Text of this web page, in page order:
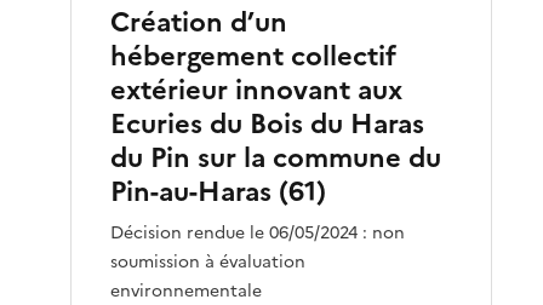
Création d’un
hébergement collectif
extérieur innovant aux
Ecuries du Bois du Haras
du Pin sur la commune du
Pin-au-Haras (61)
Décision rendue le 06/05/2024 : non
soumission à évaluation
environnementale